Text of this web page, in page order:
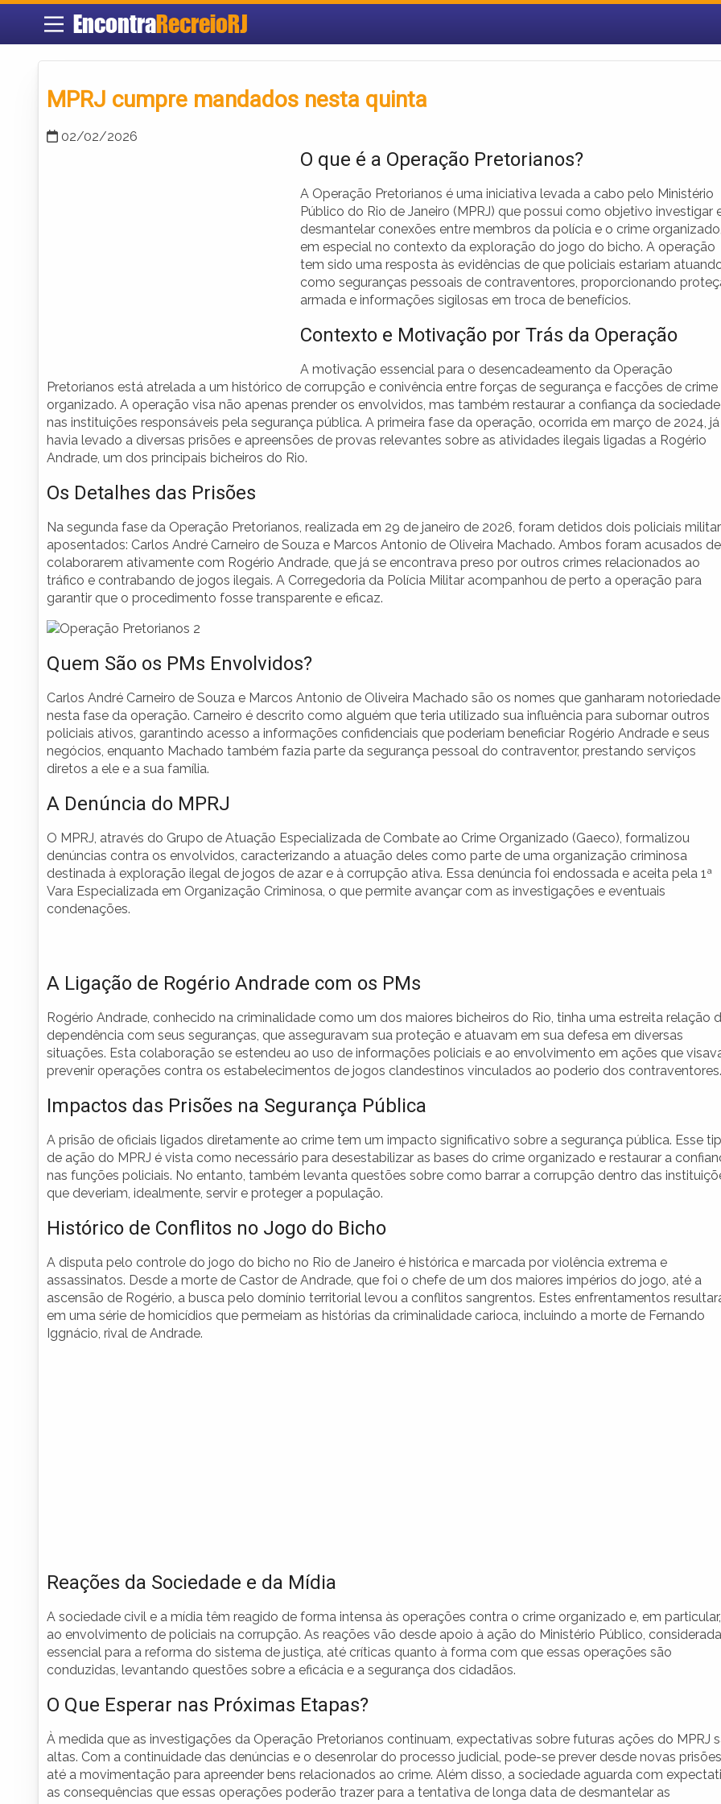
EncontraRecreioRJ
MPRJ cumpre mandados nesta quinta
02/02/2026
O que é a Operação Pretorianos?
A Operação Pretorianos é uma iniciativa levada a cabo pelo Ministério
Público do Rio de Janeiro (MPRJ) que possui como objetivo investigar
desmantelar conexões entre membros da polícia e o crime organizado,
em especial no contexto da exploração do jogo do bicho. A operação
tem sido uma resposta às evidências de que policiais estariam
como seguranças pessoais de contraventores, proporcionando
armada e informações sigilosas em troca de benefícios.
Contexto e Motivação por Trás da Operação
A motivação essencial para o desencadeamento da Operação
Pretorianos está atrelada a um histórico de corrupção e conivência entre forças de segurança e facções de crime
organizado. A operação visa não apenas prender os envolvidos, mas também restaurar a confiança da sociedade
nas instituições responsáveis pela segurança pública. A primeira fase da operação, ocorrida em março de 2024, já
havia levado a diversas prisões e apreensões de provas relevantes sobre as atividades ilegais ligadas a Rogério
Andrade, um dos principais bicheiros do Rio.
Os Detalhes das Prisões
Na segunda fase da Operação Pretorianos, realizada em 29 de janeiro de 2026, foram detidos dois policiais
aposentados: Carlos André Carneiro de Souza e Marcos Antonio de Oliveira Machado. Ambos foram acusados de
colaborarem ativamente com Rogério Andrade, que já se encontrava preso por outros crimes relacionados ao
tráfico e contrabando de jogos ilegais. A Corregedoria da Polícia Militar acompanhou de perto a operação para
garantir que o procedimento fosse transparente e eficaz.
Quem São os PMs Envolvidos?
Carlos André Carneiro de Souza e Marcos Antonio de Oliveira Machado são os nomes que ganharam notoriedade
nesta fase da operação. Carneiro é descrito como alguém que teria utilizado sua influência para subornar outros
policiais ativos, garantindo acesso a informações confidenciais que poderiam beneficiar Rogério Andrade e seus
negócios, enquanto Machado também fazia parte da segurança pessoal do contraventor, prestando serviços
diretos a ele e a sua família.
A Denúncia do MPRJ
O MPRJ, através do Grupo de Atuação Especializada de Combate ao Crime Organizado (Gaeco), formalizou
denúncias contra os envolvidos, caracterizando a atuação deles como parte de uma organização criminosa
destinada à exploração ilegal de jogos de azar e à corrupção ativa. Essa denúncia foi endossada e aceita pela 1ª
Vara Especializada em Organização Criminosa, o que permite avançar com as investigações e eventuais
condenações.
A Ligação de Rogério Andrade com os PMs
Rogério Andrade, conhecido na criminalidade como um dos maiores bicheiros do Rio, tinha uma estreita relação
dependência com seus seguranças, que asseguravam sua proteção e atuavam em sua defesa em diversas
situações. Esta colaboração se estendeu ao uso de informações policiais e ao envolvimento em ações que
prevenir operações contra os estabelecimentos de jogos clandestinos vinculados ao poderio dos contraventores.
Impactos das Prisões na Segurança Pública
A prisão de oficiais ligados diretamente ao crime tem um impacto significativo sobre a segurança pública. Esse
de ação do MPRJ é vista como necessário para desestabilizar as bases do crime organizado e restaurar a
nas funções policiais. No entanto, também levanta questões sobre como barrar a corrupção dentro das
que deveriam, idealmente, servir e proteger a população.
Histórico de Conflitos no Jogo do Bicho
A disputa pelo controle do jogo do bicho no Rio de Janeiro é histórica e marcada por violência extrema e
assassinatos. Desde a morte de Castor de Andrade, que foi o chefe de um dos maiores impérios do jogo, até a
ascensão de Rogério, a busca pelo domínio territorial levou a conflitos sangrentos. Estes enfrentamentos
em uma série de homicídios que permeiam as histórias da criminalidade carioca, incluindo a morte de Fernando
Iggnácio, rival de Andrade.
Reações da Sociedade e da Mídia
A sociedade civil e a mídia têm reagido de forma intensa às operações contra o crime organizado e, em particular,
ao envolvimento de policiais na corrupção. As reações vão desde apoio à ação do Ministério Público, considerada
essencial para a reforma do sistema de justiça, até críticas quanto à forma com que essas operações são
conduzidas, levantando questões sobre a eficácia e a segurança dos cidadãos.
O Que Esperar nas Próximas Etapas?
À medida que as investigações da Operação Pretorianos continuam, expectativas sobre futuras ações do MPRJ
altas. Com a continuidade das denúncias e o desenrolar do processo judicial, pode-se prever desde novas prisões
até a movimentação para apreender bens relacionados ao crime. Além disso, a sociedade aguarda com
as consequências que essas operações poderão trazer para a tentativa de longa data de desmantelar as